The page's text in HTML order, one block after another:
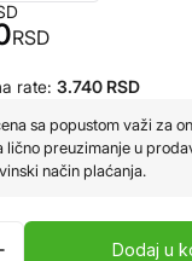
RSD
rate: 3.740 RSD
sa popustom važi za
lično preuzimanje u
način plaćanja.
Dodaj u